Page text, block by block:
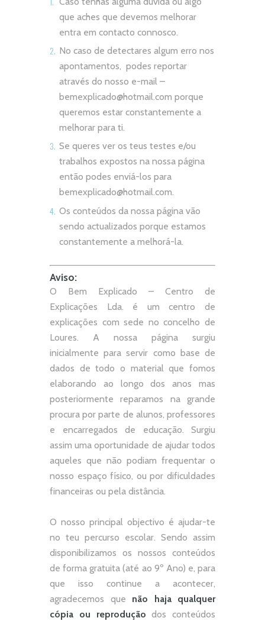
que aches que devemos melhorar
entra em contacto connosco.
No caso de detectares algum erro nos
apontamentos, podes reportar
através do nosso e-mail –
bemexplicado@hotmail.com porque
queremos estar constantemente a
melhorar para ti.
Se queres ver os teus testes e/ou
trabalhos expostos na nossa página
então podes enviá-los para
bemexplicado@hotmail.com.
Os conteúdos da nossa página vão
sendo actualizados porque estamos
constantemente a melhorá-la.
Aviso:
O Bem Explicado – Centro de
Explicações Lda. é um centro de
explicações com sede no concelho de
Loures. A nossa página surgiu
inicialmente para servir como base de
dados de todo o material que fomos
elaborando ao longo dos anos mas
posteriormente reparamos na grande
procura por parte de alunos, professores
e encarregados de educação. Surgiu
assim uma oportunidade de ajudar todos
aqueles que não podiam frequentar o
nosso espaço físico, ou por dificuldades
financeiras ou pela distância.
O nosso principal objectivo é ajudar-te
no teu percurso escolar. Sendo assim
disponibilizamos os nossos conteúdos
de forma gratuita (até ao 9º Ano) e, para
que isso continue a acontecer,
agradecemos que não
haja qualquer
cópia ou reprodução dos conteúdos